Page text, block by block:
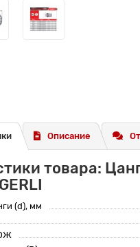
Описание
товара:
(d), мм